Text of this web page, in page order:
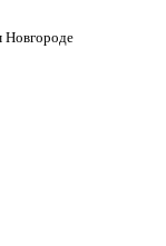
Новгороде